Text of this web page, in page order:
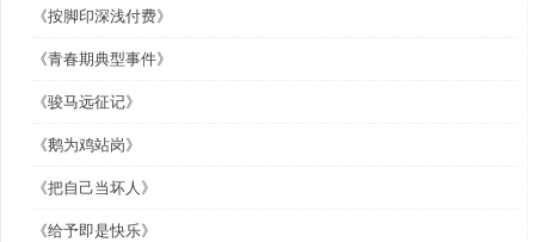
《按脚印深浅付费》
《青春期典型事件》
《骏马远征记》
《鹅为鸡站岗》
《把自己当坏人》
《给予即是快乐》